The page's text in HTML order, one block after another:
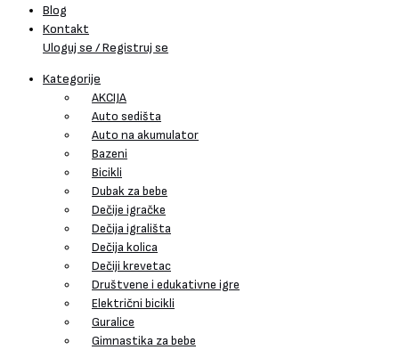
Blog
Kontakt
Uloguj se / Registruj se
Kategorije
AKCIJA
Auto sedišta
Auto na akumulator
Bazeni
Bicikli
Dubak za bebe
Dečije igračke
Dečija igrališta
Dečija kolica
Dečiji krevetac
Društvene i edukativne igre
Električni bicikli
Guralice
Gimnastika za bebe